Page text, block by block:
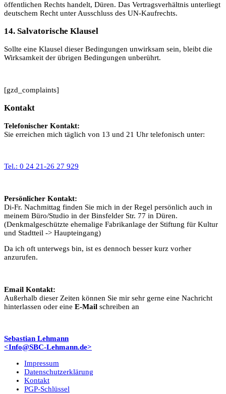
öffentlichen Rechts handelt, Düren. Das Vertragsverhältnis unterliegt
deutschem Recht unter Ausschluss des UN-Kaufrechts.
14. Salvatorische Klausel
Sollte eine Klausel dieser Bedingungen unwirksam sein, bleibt die
Wirksamkeit der übrigen Bedingungen unberührt.
[gzd_complaints]
Kontakt
Telefonischer Kontakt:
Sie erreichen mich täglich von 13 und 21 Uhr telefonisch unter:
Tel.: 0 24 21-26 27 929
Persönlicher Kontakt:
Di-Fr. Nachmittag finden Sie mich in der Regel persönlich auch in
meinem Büro/Studio in der Binsfelder Str. 77 in Düren.
(Denkmalgeschützte ehemalige Fabrikanlage der Stiftung für Kultur
und Stadtteil -> Haupteingang)
Da ich oft unterwegs bin, ist es dennoch besser kurz vorher
anzurufen.
Email Kontakt:
Außerhalb dieser Zeiten können Sie mir sehr gerne eine Nachricht
hinterlassen oder eine E-Mail schreiben an
Sebastian Lehmann
<Info@SBC-Lehmann.de>
Impressum
Datenschutzerklärung
Kontakt
PGP-Schlüssel